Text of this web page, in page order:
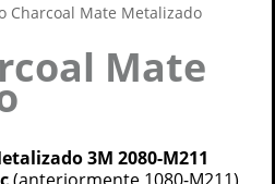
Charcoal Mate Metalizado
Mate
3M 2080-M211